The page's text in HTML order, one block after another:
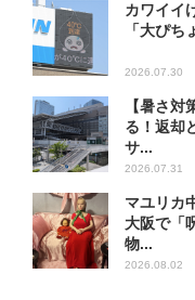
カワイイ
「大ぴ
2026.07.30
【暑さ
る！返却
サ...
2026.07.31
マユリカ
大阪で「
物...
2026.08.02